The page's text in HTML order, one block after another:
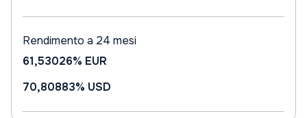
Rendimento a 24 mesi
61,53026% EUR
70,80883% USD